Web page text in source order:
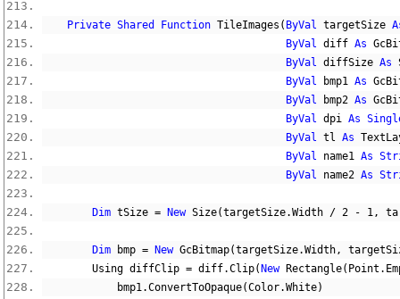
Private Shared Function TileImages ( ByVal targetSize
ByVal diff As
ByVal diffSize As
ByVal bmp1 As
ByVal bmp2 As
ByVal dpi As
ByVal tl As
ByVal name1 As
ByVal name2 As
Dim tSize = New Size(targetSize.Width / 2 - 1,
Dim bmp = New GcBitmap(targetSize.Width,
        Using diffClip
= diff.Clip( New Rectangle( Point .
            bmp1
.ConvertToOpaque(Color.White)